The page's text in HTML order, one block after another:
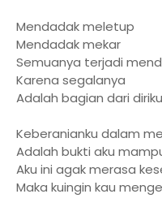
Mendadak meletup
Mendadak mekar
Semuanya terjadi
Karena segalanya
Adalah bagian dari
Keberanianku dalam
Adalah bukti aku
Aku ini agak merasa
Maka kuingin kau